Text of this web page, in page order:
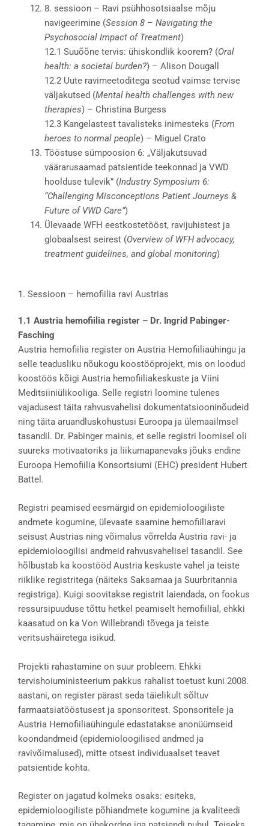
8. sessioon – Ravi psühhosotsiaalse mõju
navigeerimine (Session 8 – Navigating the
Psychosocial Impact of Treatment)
12.1 Suuõõne tervis: ühiskondlik koorem? (Oral
health: a societal burden?) – Alison Dougall
12.2 Uute ravimeetoditega seotud vaimse tervise
väljakutsed (Mental health challenges with new
therapies) – Christina Burgess
12.3 Kangelastest tavalisteks inimesteks (From
heroes to normal people) – Miguel Crato
Tööstuse sümpoosion 6: „Väljakutsuvad
väärarusaamad patsientide teekonnad ja VWD
hoolduse tulevik” (Industry Symposium 6:
“Challenging Misconceptions Patient Journeys &
Future of VWD Care”)
Ülevaade WFH eestkostetööst, ravijuhistest ja
globaalsest seirest (Overview of WFH advocacy,
treatment guidelines, and global monitoring)
1. Sessioon – hemofiilia ravi Austrias
1.1 Austria hemofiilia register – Dr. Ingrid Pabinger-
Fasching
Austria hemofiilia register on Austria Hemofiiliaühingu ja
selle teadusliku nõukogu koostööprojekt, mis on loodud
koostöös kõigi Austria hemofiiliakeskuste ja Viini
Meditsiiniülikooliga. Selle registri loomine tulenes
vajadusest täita rahvusvahelisi dokumentatsiooninõudeid
ning täita aruandluskohustusi Euroopa ja ülemaailmsel
tasandil. Dr. Pabinger mainis, et selle registri loomisel oli
suureks motivaatoriks ja liikumapanevaks jõuks endine
Euroopa Hemofiilia Konsortsiumi (EHC) president Hubert
Battel.
Registri peamised eesmärgid on epidemioloogiliste
andmete kogumine, ülevaate saamine hemofiiliaravi
seisust Austrias ning võimalus võrrelda Austria ravi- ja
epidemioloogilisi andmeid rahvusvahelisel tasandil. See
hõlbustab ka koostööd Austria keskuste vahel ja teiste
riiklike registritega (näiteks Saksamaa ja Suurbritannia
registriga). Kuigi soovitakse registrit laiendada, on fookus
ressursipuuduse tõttu hetkel peamiselt hemofiilial, ehkki
kaasatud on ka Von Willebrandi tõvega ja teiste
veritsushäiretega isikud.
Projekti rahastamine on suur probleem. Ehkki
tervishoiuministeerium pakkus rahalist toetust kuni 2008.
aastani, on register pärast seda täielikult sõltuv
farmaatsiatööstusest ja sponsoritest. Sponsoritele ja
Austria Hemofiiliaühingule edastatakse anonüümseid
koondandmeid (epidemioloogilised andmed ja
ravivõimalused), mitte otsest individuaalset teavet
patsientide kohta.
Register on jagatud kolmeks osaks: esiteks,
epidemioloogiliste põhiandmete kogumine ja kvaliteedi